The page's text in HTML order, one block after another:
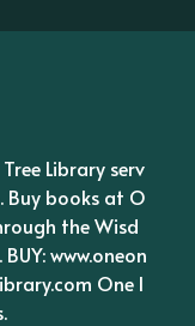
Library serv
Buy books at O
the Wisd
www.oneon
One l